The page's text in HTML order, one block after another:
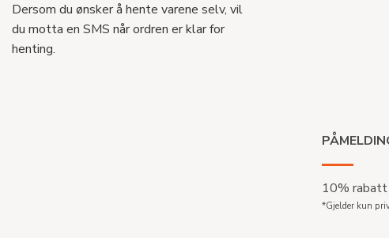
Dersom du ønsker å hente varene selv, vil
du motta en SMS når ordren er klar for
henting.
10% rabatt
*Gjelder kun